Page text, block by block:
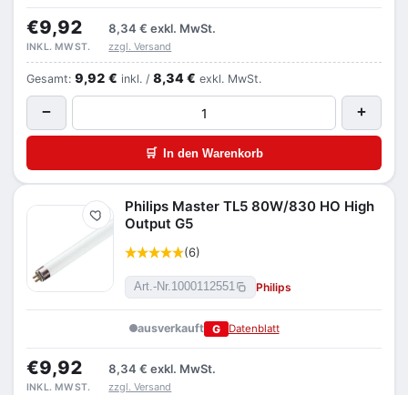
€9,92 8,34 € exkl. MwSt.
INKL. MWST. zzgl. Versand
Gesamt: 9,92 € inkl. / 8,34 € exkl. MwSt.
− +
🛒 In den Warenkorb
Merken
Philips Master TL5 80W/830 HO High
Output G5
(6)
Art.-Nr.1000112551 Philips
ausverkauft G Datenblatt
€9,92 8,34 € exkl. MwSt.
INKL. MWST. zzgl. Versand